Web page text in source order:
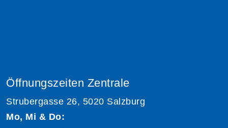
Öffnungszeiten Zentrale
Strubergasse 26, 5020 Salzburg
Mo, Mi & Do: